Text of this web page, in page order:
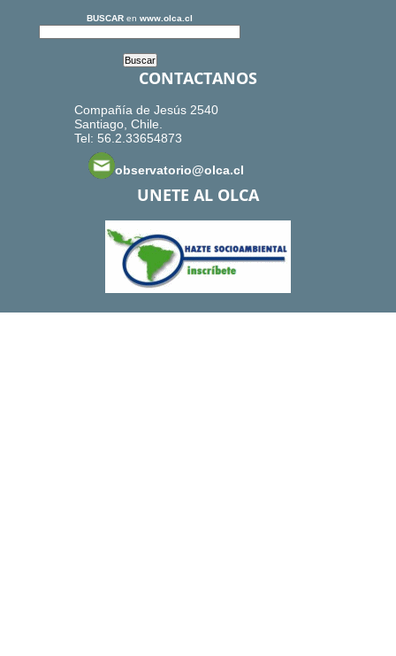
BUSCAR en www.olca.cl
CONTACTANOS
Compañía de Jesús 2540
Santiago, Chile.
Tel: 56.2.33654873
observatorio@olca.cl
UNETE AL OLCA